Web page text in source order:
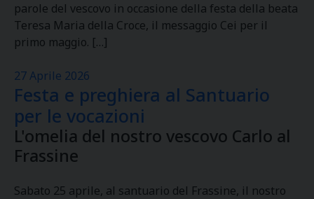
parole del vescovo in occasione della festa della beata
Teresa Maria della Croce, il messaggio Cei per il
primo maggio. […]
27 Aprile 2026
Festa e preghiera al Santuario
per le vocazioni
L'omelia del nostro vescovo Carlo al
Frassine
Sabato 25 aprile, al santuario del Frassine, il nostro